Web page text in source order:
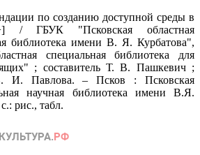
по созданию доступной среды в
/ ГБУК "Псковская областная
библиотека имени В. Я. Курбатова",
специальная библиотека для
; составитель Т. В. Пашкевич ;
И. Павлова. – Псков : Псковская
научная библиотека имени В.Я.
рис., табл.